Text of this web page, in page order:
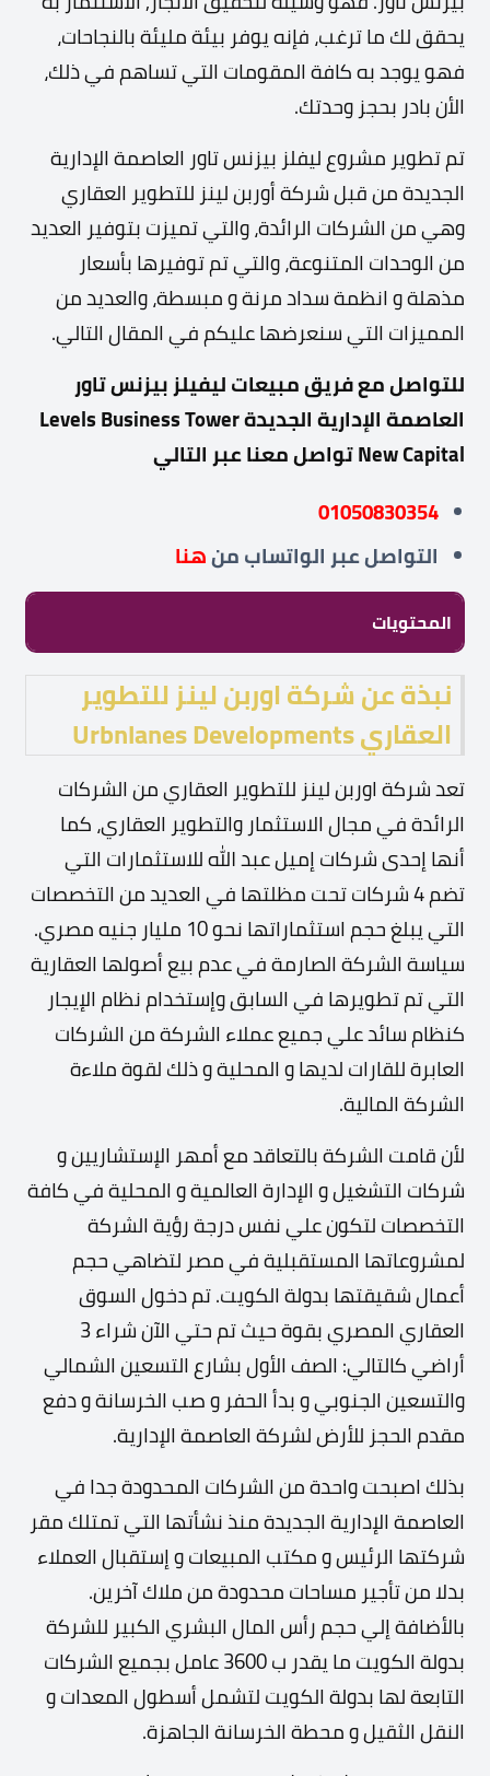
يحقق لك ما ترغب، فإنه يوفر بيئة مليئة بالنجاحات،
فهو يوجد به كافة المقومات التي تساهم في ذلك،
الأن بادر بحجز وحدتك.
تم تطوير مشروع ليفلز بيزنس تاور العاصمة الإدارية
الجديدة من قبل شركة أوربن لينز للتطوير العقاري
وهي من الشركات الرائدة، والتي تميزت بتوفير العديد
من الوحدات المتنوعة، والتي تم توفيرها بأسعار
مذهلة و انظمة سداد مرنة و مبسطة، والعديد من
المميزات التي سنعرضها عليكم في المقال التالي.
للتواصل مع فريق مبيعات ليفيلز بيزنس تاور
العاصمة الإدارية الجديدة Levels Business Tower
New Capital تواصل معنا عبر التالي
01050830354
التواصل عبرالواتساب منهنا
المحتويات
نبذة عن شركة اوربن لينز للتطوير
العقاري Urbnlanes Developments
تعد شركة اوربن لينز للتطوير العقاري من الشركات
الرائدة في مجال الاستثمار والتطوير العقاري، كما
أنها إحدى شركات إميل عبد الله للاستثمارات التي
تضم 4 شركات تحت مظلتها في العديد من التخصصات
التي يبلغ حجم استثماراتها نحو 10 مليار جنيه مصري.
سياسة الشركة الصارمة في عدم بيع أصولها العقارية
التي تم تطويرها في السابق وإستخدام نظام الإيجار
كنظام سائد علي جميع عملاء الشركة من الشركات
العابرة للقارات لديها و المحلية و ذلك لقوة ملاءة
الشركة المالية.
لأن قامت الشركة بالتعاقد مع أمهر الإستشاريين و
شركات التشغيل و الإدارة العالمية و المحلية في كافة
التخصصات لتكون علي نفس درجة رؤية الشركة
لمشروعاتها المستقبلية في مصر لتضاهي حجم
أعمال شقيقتها بدولة الكويت. تم دخول السوق
العقاري المصري بقوة حيث تم حتي الآن شراء 3
أراضي كالتالي: الصف الأول بشارع التسعين الشمالي
والتسعين الجنوبي و بدأ الحفر و صب الخرسانة و دفع
مقدم الحجز للأرض لشركة العاصمة الإدارية.
بذلك اصبحت واحدة من الشركات المحدودة جدا في
العاصمة الإدارية الجديدة منذ نشأتها التي تمتلك مقر
شركتها الرئيس و مكتب المبيعات و إستقبال العملاء
بدلا من تأجير مساحات محدودة من ملاك آخرين.
بالأضافة إلي حجم رأس المال البشري الكبير للشركة
بدولة الكويت ما يقدر ب 3600 عامل بجميع الشركات
التابعة لها بدولة الكويت لتشمل أسطول المعدات و
النقل الثقيل و محطة الخرسانة الجاهزة.